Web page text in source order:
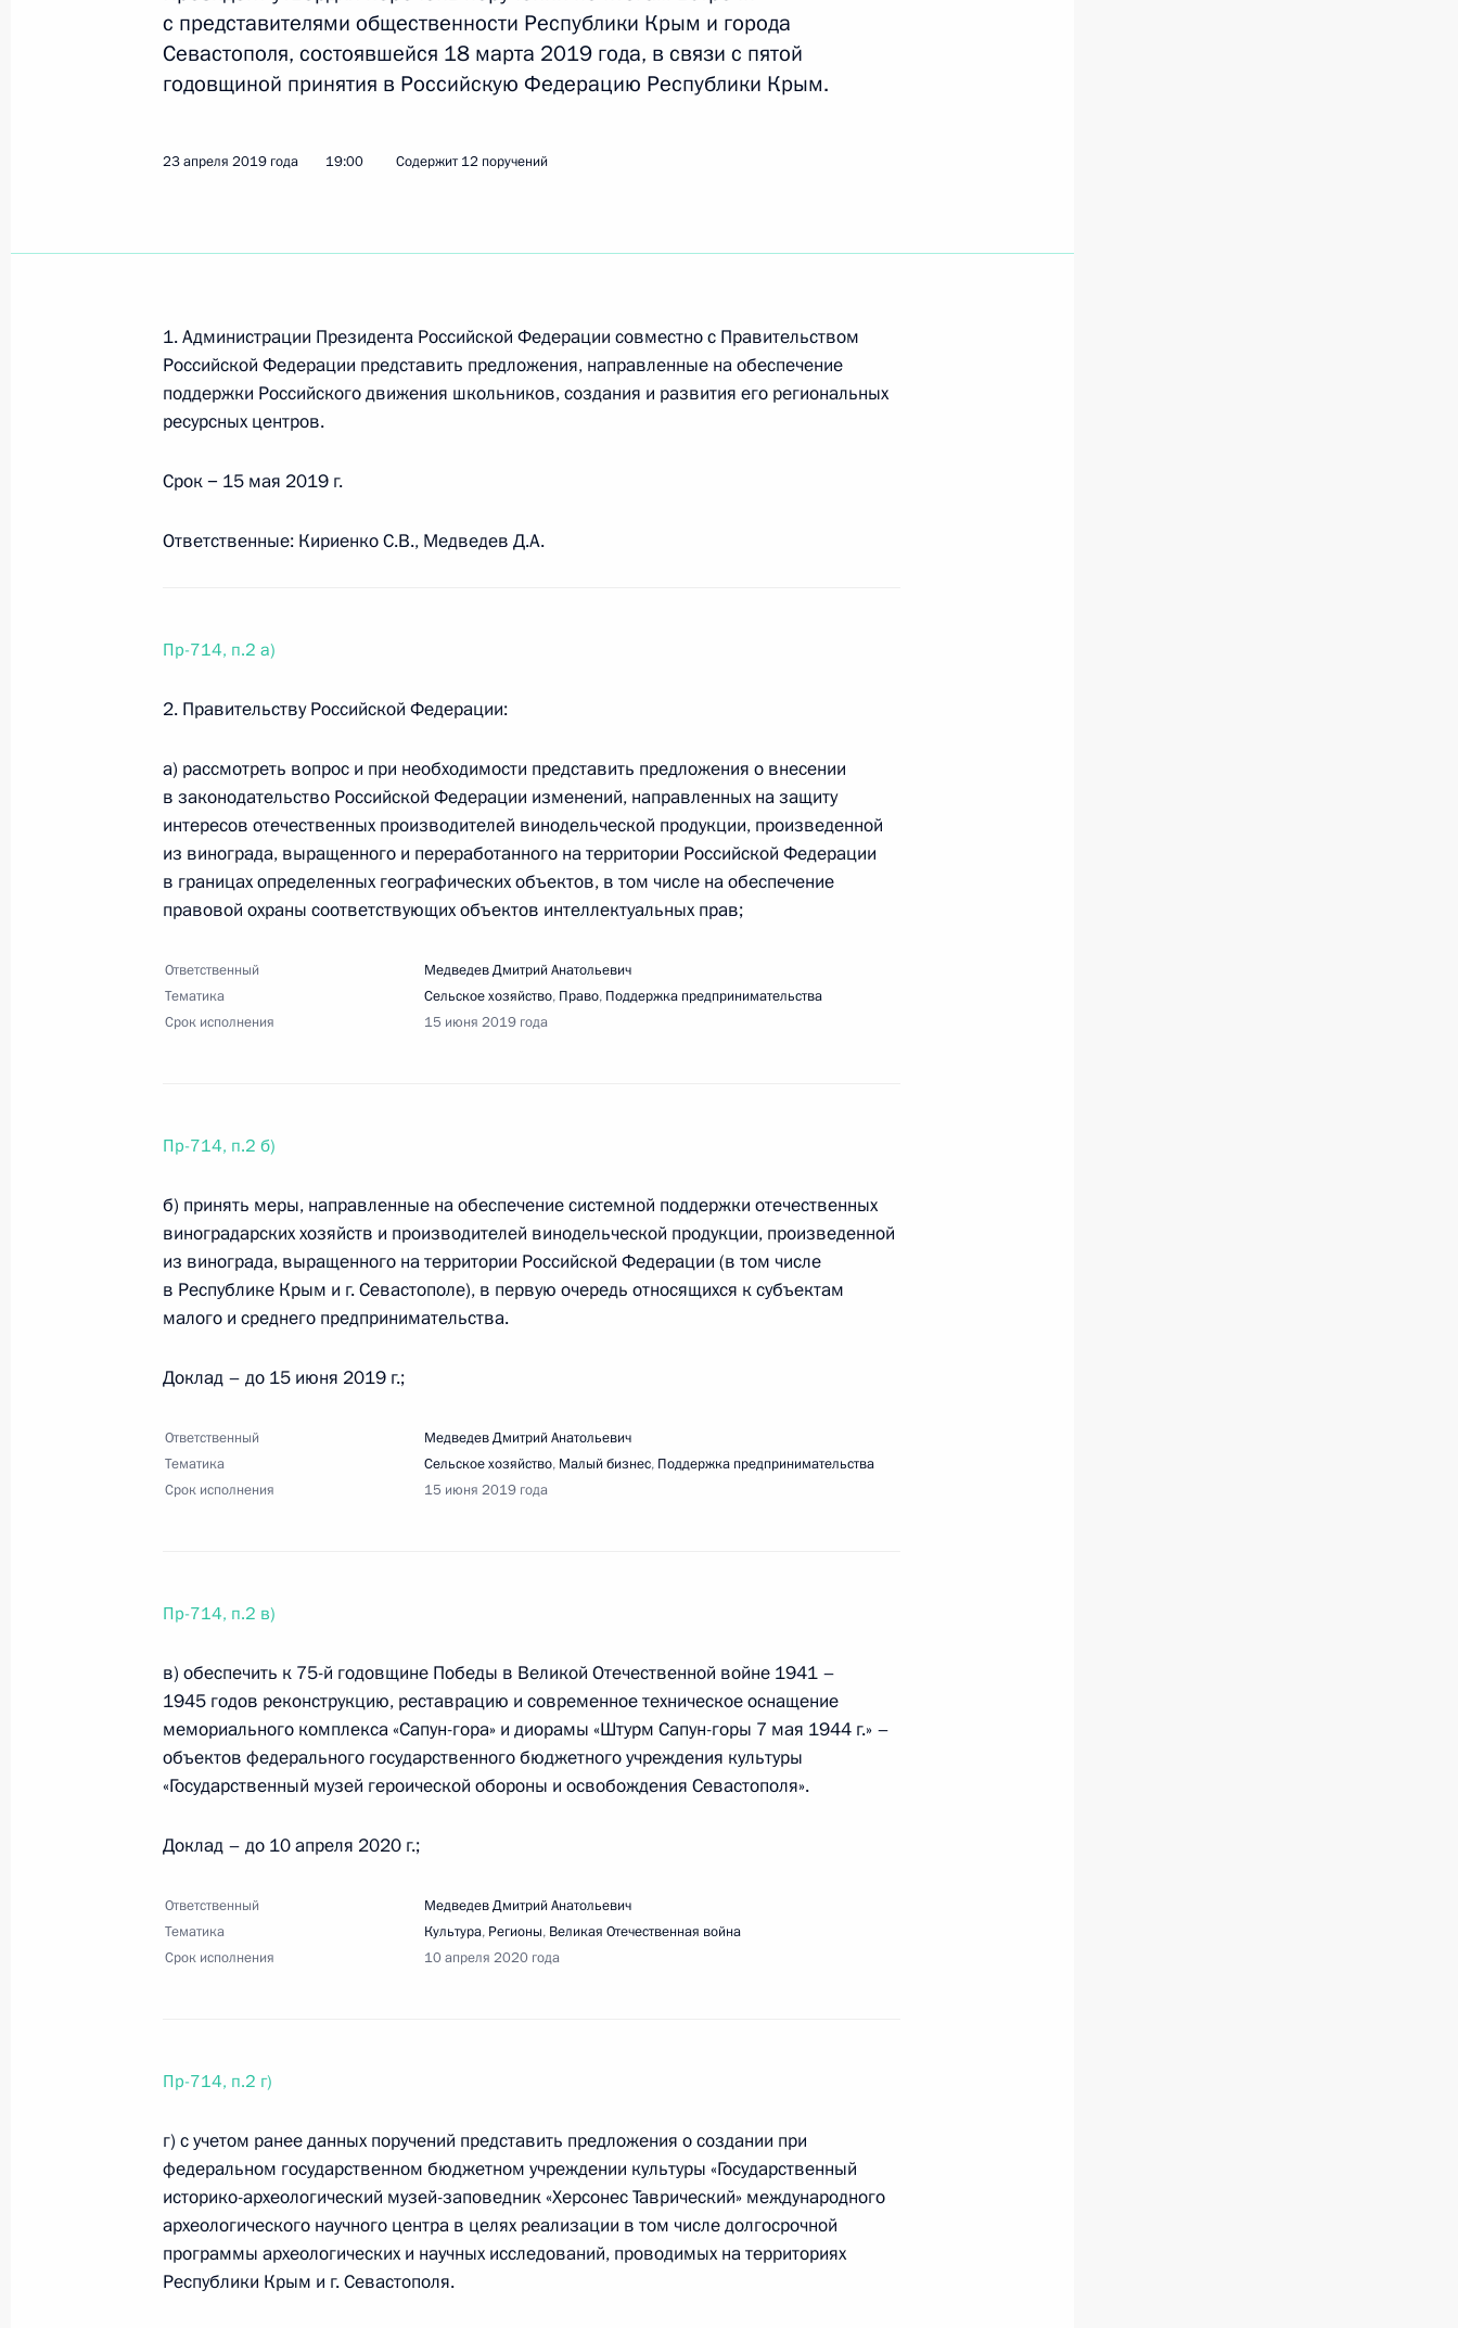
15 июня 2019 года, суббота
13 июня 2019 года, 20:00 1 поручение
в области искусственного интеллекта
Перечень поручений по итогам встречи с Советом законодателей
15 мая 2019 года, среда
Перечень поручений по вопросам популяризации географии
2 мая 2019 года, четверг
2 мая 2019 года, 19:00
30 апреля 2019 года, вторник
Перечень поручений по итогам заседания Совета по развитию физической
культуры и спорта
Перечень поручений по итогам встречи с представителями общественности для
обсуждения национального проекта «Жильё и городская среда»
23 апреля 2019 года, вторник
Перечень поручений по итогам встречи с представителями общественности Крыма
и Севастополя
23 апреля 2019 года, 19:00 12 поручений
8 апреля 2019 года, понедельник
8 апреля 2019 года, 20:00 8 поручений
Поручение Председателю Правительства Дмитрию Медведеву
29 марта 2019 года, пятница
Перечень поручений по итогам расширенного заседания президиума
Государственного совета
с представителями общественности Республики Крым и города
Севастополя, состоявшейся 18 марта 2019 года, в связи с пятой
годовщиной принятия в Российскую Федерацию Республики Крым.
23 апреля 2019 года 19:00 Содержит 12 поручений
1. Администрации Президента Российской Федерации совместно с Правительством
Российской Федерации представить предложения, направленные на обеспечение
поддержки Российского движения школьников, создания и развития его региональных
ресурсных центров.
Срок − 15 мая 2019 г.
Ответственные: Кириенко С.В., Медведев Д.А.
Пр-714, п.2 а)
2. Правительству Российской Федерации:
а) рассмотреть вопрос и при необходимости представить предложения о внесении
в законодательство Российской Федерации изменений, направленных на защиту
интересов отечественных производителей винодельческой продукции, произведенной
из винограда, выращенного и переработанного на территории Российской Федерации
в границах определенных географических объектов, в том числе на обеспечение
правовой охраны соответствующих объектов интеллектуальных прав;
Ответственный
Медведев Дмитрий Анатольевич
Тематика
Сельское хозяйство, Право, Поддержка предпринимательства
Срок исполнения
15 июня 2019 года
Пр-714, п.2 б)
б) принять меры, направленные на обеспечение системной поддержки отечественных
виноградарских хозяйств и производителей винодельческой продукции, произведенной
из винограда, выращенного на территории Российской Федерации (в том числе
в Республике Крым и г. Севастополе), в первую очередь относящихся к субъектам
малого и среднего предпринимательства.
Доклад – до 15 июня 2019 г.;
Ответственный
Медведев Дмитрий Анатольевич
Тематика
Сельское хозяйство, Малый бизнес, Поддержка предпринимательства
Срок исполнения
15 июня 2019 года
Пр-714, п.2 в)
в) обеспечить к 75-й годовщине Победы в Великой Отечественной войне 1941 –
1945 годов реконструкцию, реставрацию и современное техническое оснащение
мемориального комплекса «Сапун-гора» и диорамы «Штурм Сапун-горы 7 мая 1944 г.» –
объектов федерального государственного бюджетного учреждения культуры
«Государственный музей героической обороны и освобождения Севастополя».
Доклад – до 10 апреля 2020 г.;
Ответственный
Медведев Дмитрий Анатольевич
Тематика
Культура, Регионы, Великая Отечественная война
Срок исполнения
10 апреля 2020 года
Пр-714, п.2 г)
г) с учетом ранее данных поручений представить предложения о создании при
федеральном государственном бюджетном учреждении культуры «Государственный
историко-археологический музей-заповедник «Херсонес Таврический» международного
археологического научного центра в целях реализации в том числе долгосрочной
программы археологических и научных исследований, проводимых на территориях
Республики Крым и г. Севастополя.